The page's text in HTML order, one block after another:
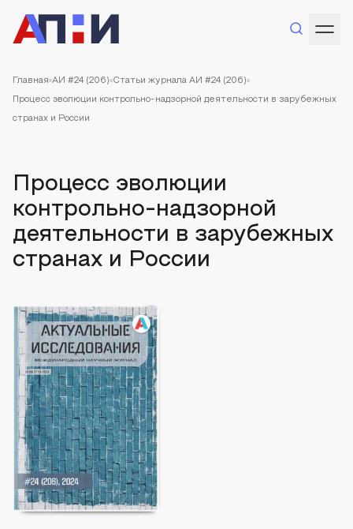
Главная АИ #24 (206) Статьи журнала АИ #24 (206)
Процесс эволюции контрольно-надзорной деятельности в зарубежных
странах и России
Процесс эволюции
контрольно-надзорной
деятельности в зарубежных
странах и России